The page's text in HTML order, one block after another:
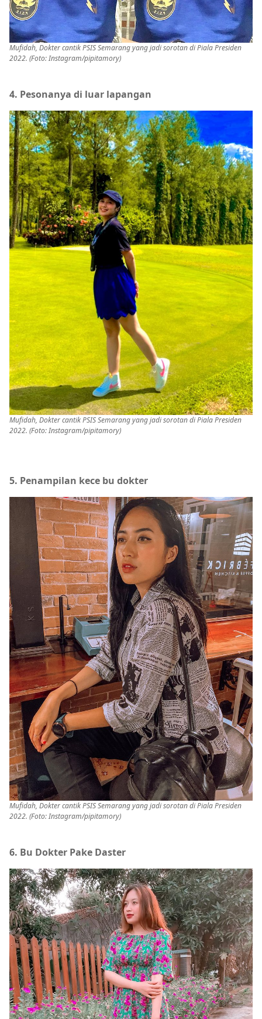
Mufidah, Dokter cantik PSIS Semarang yang jadi sorotan di Piala Presiden
2022. (Foto: Instagram/pipitamory)
4. Pesonanya di luar lapangan
Mufidah, Dokter cantik PSIS Semarang yang jadi sorotan di Piala Presiden
2022. (Foto: Instagram/pipitamory)
5. Penampilan kece bu dokter
Mufidah, Dokter cantik PSIS Semarang yang jadi sorotan di Piala Presiden
2022. (Foto: Instagram/pipitamory)
6. Bu Dokter Pake Daster